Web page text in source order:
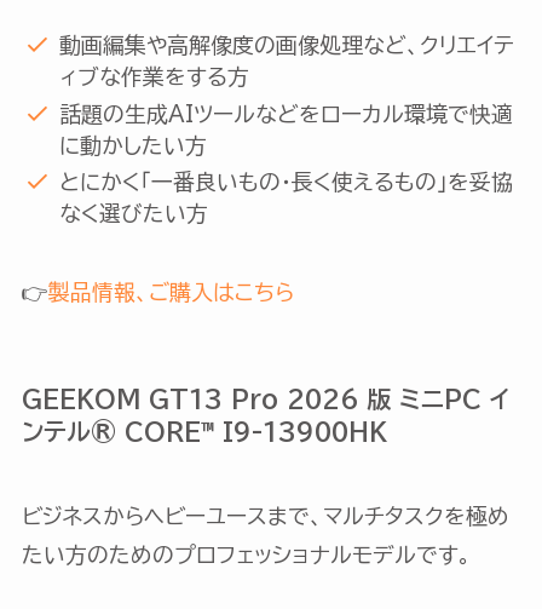
動画編集や高解像度の画像処理など、クリエイテ
ィブな作業をする方
話題の生成AIツールなどをローカル環境で快適
に動かしたい方
とにかく「一番良いもの・長く使えるもの」を妥協
なく選びたい方
👉製品情報、ご購入はこちら
GEEKOM GT13 Pro 2026 版 ミニPC イ
ンテル® CORE™ I9-13900HK
ビジネスからヘビーユースまで、マルチタスクを極め
たい方のためのプロフェッショナルモデルです。